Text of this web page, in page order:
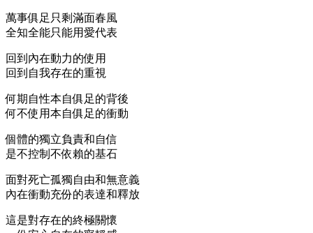
萬事俱足只剩滿面春風
全知全能只能用愛代表
回到內在動力的使用
回到自我存在的重視
何期自性本自俱足的背後
何不使用本自俱足的衝動
個體的獨立負責和自信
是不控制不依賴的基石
面對死亡孤獨自由和無意義
內在衝動充份的表達和釋放
這是對存在的終極關懷